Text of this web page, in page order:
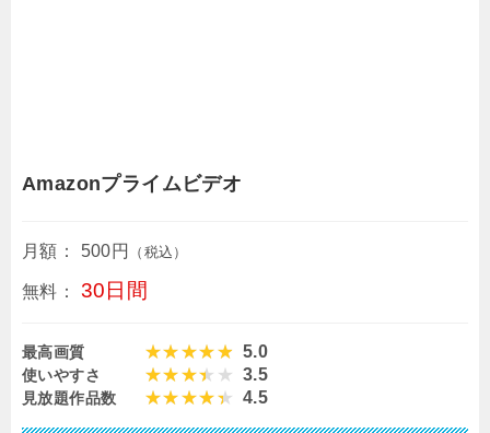
Amazonプライムビデオ
月額： 500円 （税込）
無料： 30日間
最高画質 5.0
使いやすさ 3.5
見放題作品数 4.5